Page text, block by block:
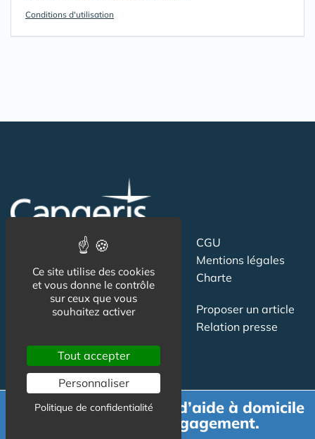
Conditions d'utilisation
CGU
Mentions légales
Charte
Contact
Publicité
Proposer un article
Relation presse
Demande de devis d’aide à domicile
gratuit et sans engagement.
Ce site utilise des cookies
et vous donne le contrôle
sur ceux que vous
souhaitez activer
Tout accepter
Personnaliser
Politique de confidentialité